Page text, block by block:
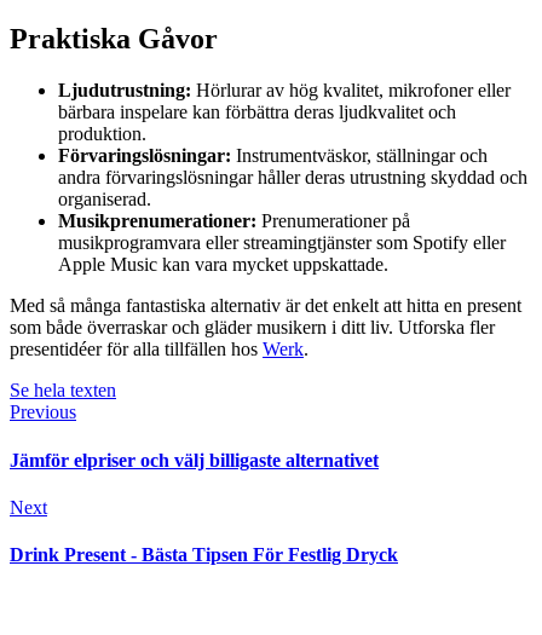
Praktiska Gåvor
Ljudutrustning: Hörlurar av hög kvalitet, mikrofoner eller
bärbara inspelare kan förbättra deras ljudkvalitet och
produktion.
Förvaringslösningar: Instrumentväskor, ställningar och
andra förvaringslösningar håller deras utrustning skyddad och
organiserad.
Musikprenumerationer: Prenumerationer på
musikprogramvara eller streamingtjänster som Spotify eller
Apple Music kan vara mycket uppskattade.
Med så många fantastiska alternativ är det enkelt att hitta en present
som både överraskar och gläder musikern i ditt liv. Utforska fler
presentidéer för alla tillfällen hos Werk.
Se hela texten
Previous
Jämför elpriser och välj billigaste alternativet
Next
Drink Present - Bästa Tipsen För Festlig Dryck